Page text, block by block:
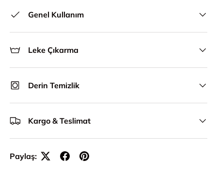
Genel Kullanım
Leke Çıkarma
Derin Temizlik
Kargo & Teslimat
Paylaş: